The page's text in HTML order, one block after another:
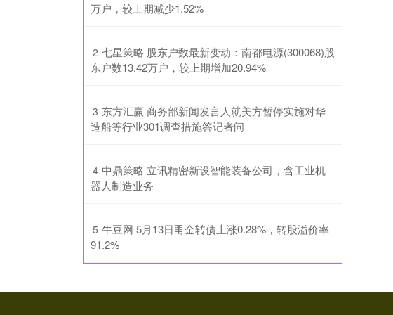
万户，较上期减少1.52%
2 ​七星策略 股东户数最新变动：南都电源(300068)股
东户数13.42万户，较上期增加20.94%
3 ​东方汇赢 商务部新闻发言人就美方暂停实施对华
造船等行业301调查措施答记者问
4 ​中鼎策略 立讯精密新设智能装备公司，含工业机
器人制造业务
5 ​牛豆网 5月13日甬金转债上涨0.28%，转股溢价率
91.2%